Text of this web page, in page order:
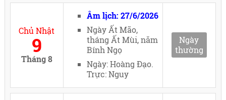
Chủ Nhật
9
Tháng 8
Âm lịch: 27/6/2026
Ngày Ất Mão,
tháng Ất Mùi, năm
Bính Ngọ
Ngày: Hoàng Đạo.
Trực: Nguy
Ngày
thường